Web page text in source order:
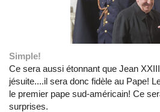
Simple!
Ce sera aussi étonnant que Jean
jésuite....il sera donc fidèle au Pape!
le premier pape sud-américain! Ce
surprises.